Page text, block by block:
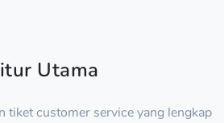
Utama
tiket customer service yang lengkap